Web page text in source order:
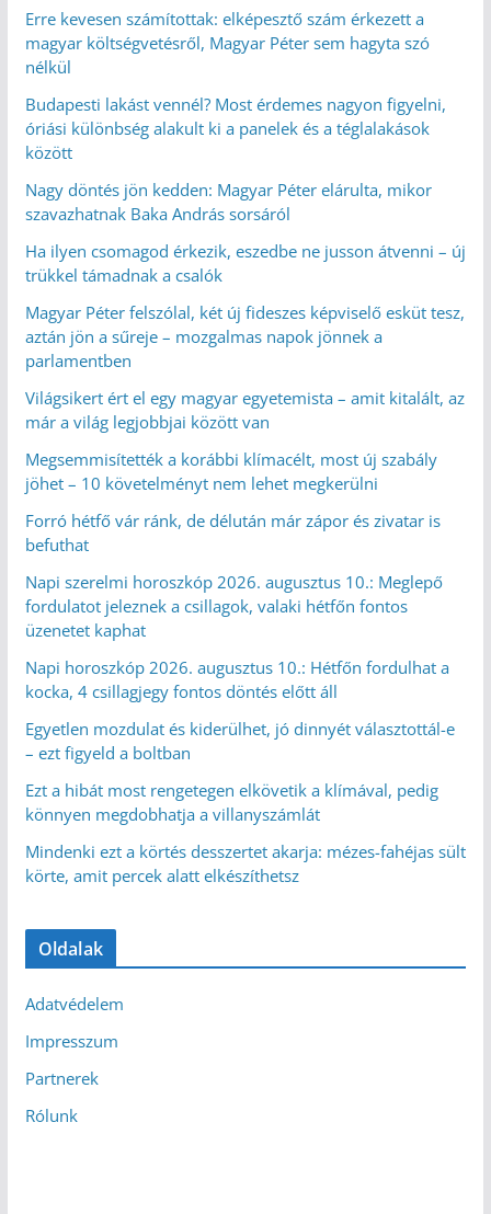
Erre kevesen számítottak: elképesztő szám érkezett a
magyar költségvetésről, Magyar Péter sem hagyta szó
nélkül
Budapesti lakást vennél? Most érdemes nagyon figyelni,
óriási különbség alakult ki a panelek és a téglalakások
között
Nagy döntés jön kedden: Magyar Péter elárulta, mikor
szavazhatnak Baka András sorsáról
Ha ilyen csomagod érkezik, eszedbe ne jusson átvenni – új
trükkel támadnak a csalók
Magyar Péter felszólal, két új fideszes képviselő esküt tesz,
aztán jön a sűreje – mozgalmas napok jönnek a
parlamentben
Világsikert ért el egy magyar egyetemista – amit kitalált, az
már a világ legjobbjai között van
Megsemmisítették a korábbi klímacélt, most új szabály
jöhet – 10 követelményt nem lehet megkerülni
Forró hétfő vár ránk, de délután már zápor és zivatar is
befuthat
Napi szerelmi horoszkóp 2026. augusztus 10.: Meglepő
fordulatot jeleznek a csillagok, valaki hétfőn fontos
üzenetet kaphat
Napi horoszkóp 2026. augusztus 10.: Hétfőn fordulhat a
kocka, 4 csillagjegy fontos döntés előtt áll
Egyetlen mozdulat és kiderülhet, jó dinnyét választottál-e
– ezt figyeld a boltban
Ezt a hibát most rengetegen elkövetik a klímával, pedig
könnyen megdobhatja a villanyszámlát
Mindenki ezt a körtés desszertet akarja: mézes-fahéjas sült
körte, amit percek alatt elkészíthetsz
Oldalak
Adatvédelem
Impresszum
Partnerek
Rólunk